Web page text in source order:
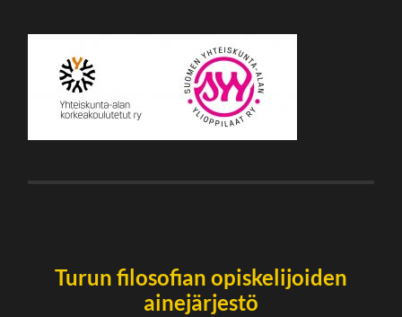
Turun filosofian opiskelijoiden
ainejärjestö